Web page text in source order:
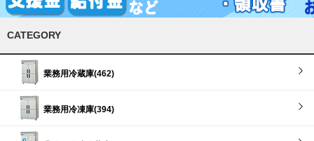
CATEGORY
業務用冷蔵庫(462)
業務用冷凍庫(394)